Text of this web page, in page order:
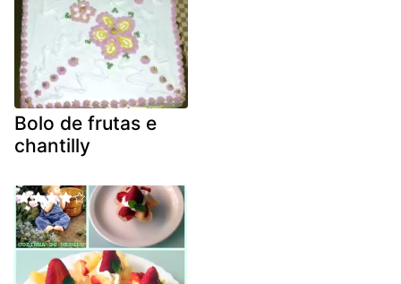
Bolo de frutas e
chantilly